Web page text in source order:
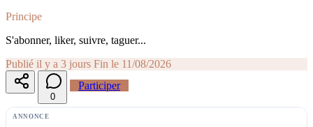
Principe
S'abonner, liker, suivre, taguer...
Publié il y a 3 jours Fin le 11/08/2026
0
Participer
ANNONCE